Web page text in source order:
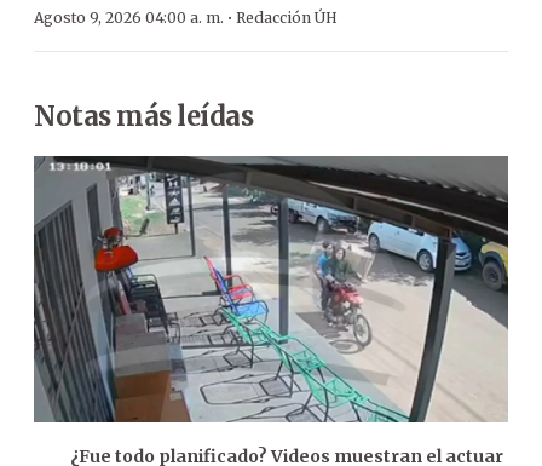
Agosto 9, 2026 04:00 a. m. · Redacción ÚH
Notas más leídas
¿Fue todo planificado? Videos muestran el actuar